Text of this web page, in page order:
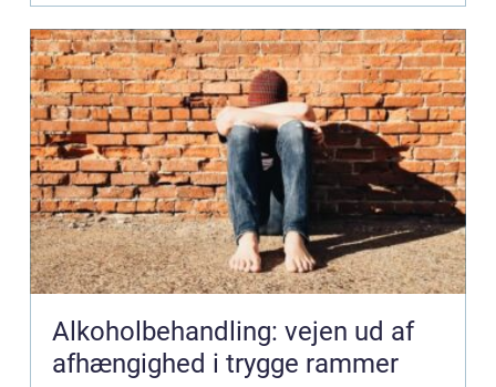
Alkoholbehandling: vejen ud af
afhængighed i trygge rammer